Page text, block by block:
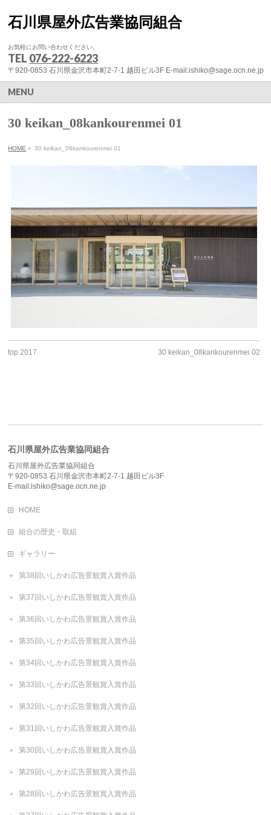
石川県屋外広告業協同組合
お気軽にお問い合わせください。
TEL 076-222-6223
〒920-0853 石川県金沢市本町2-7-1 越田ビル3F E-mail:ishiko@sage.ocn.ne.jp
MENU
30 keikan_08kankourenmei 01
HOME » 30 keikan_08kankourenmei 01
top 2017 30 keikan_08kankourenmei 02
石川県屋外広告業協同組合
石川県屋外広告業協同組合
〒920-0853 石川県金沢市本町2-7-1 越田ビル3F
E-mail:ishiko@sage.ocn.ne.jp
HOME
組合の歴史・取組
ギャラリー
第38回いしかわ広告景観賞入賞作品
第37回いしかわ広告景観賞入賞作品
第36回いしかわ広告景観賞入賞作品
第35回いしかわ広告景観賞入賞作品
第34回いしかわ広告景観賞入賞作品
第33回いしかわ広告景観賞入賞作品
第32回いしかわ広告景観賞入賞作品
第31回いしかわ広告景観賞入賞作品
第30回いしかわ広告景観賞入賞作品
第29回いしかわ広告景観賞入賞作品
第28回いしかわ広告景観賞入賞作品